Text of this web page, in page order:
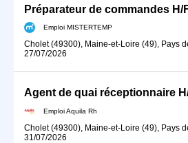
Préparateur de commandes H/
Emploi MISTERTEMP
Cholet (49300), Maine-et-Loire (49), Pays
27/07/2026
Agent de quai réceptionnaire
Emploi Aquila Rh
Cholet (49300), Maine-et-Loire (49), Pays
31/07/2026